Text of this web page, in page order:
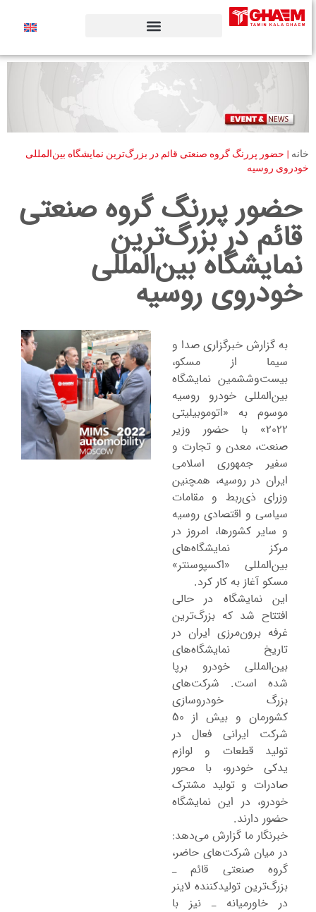
خانه| حضور پررنگ گروه صنعتی قائم در بزرگ‌ترین نمایشگاه بین‌المللی
خودروی روسیه
حضور پررنگ گروه صنعتی
قائم در بزرگ‌ترین
نمایشگاه بین‌المللی
خودروی روسیه
به گزارش خبرگزاری صدا و
سیما از مسکو،
بیست‌وششمین نمایشگاه
بین‌المللی خودرو روسیه
موسوم به «اتوموبیلیتی
۲۰۲۲» با حضور وزیر
صنعت، معدن و تجارت و
سفیر جمهوری اسلامی
ایران در روسیه، همچنین
وزرای ذی‌ربط و مقامات
سیاسی و اقتصادی روسیه
و سایر کشورها، امروز در
مرکز نمایشگاه‌های
بین‌المللی «اکسپوسنتر»
مسکو آغاز به کار کرد.
این نمایشگاه در حالی
افتتاح شد که بزرگ‌ترین
غرفه برون‌مرزی ایران در
تاریخ نمایشگاه‌های
بین‌المللی خودرو برپا
شده است. شرکت‌های
بزرگ خودروسازی
کشورمان و بیش از ۵۰
شرکت ایرانی فعال در
تولید قطعات و لوازم
یدکی خودرو، با محور
صادرات و تولید مشترک
خودرو، در این نمایشگاه
حضور دارند.
خبرنگار ما گزارش می‌دهد:
در میان شرکت‌های حاضر،
گروه صنعتی قائم ـ
بزرگ‌ترین تولیدکننده لاینر
در خاورمیانه ـ نیز با